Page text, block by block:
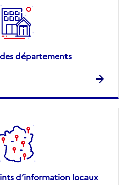
départements
d’information locaux